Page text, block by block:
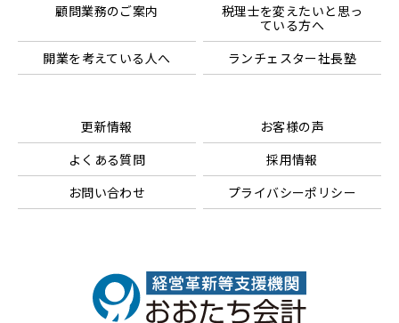
顧問業務のご案内
税理士を変えたいと思っ
ている方へ
開業を考えている人へ
ランチェスター社長塾
更新情報
お客様の声
よくある質問
採用情報
お問い合わせ
プライバシーポリシー